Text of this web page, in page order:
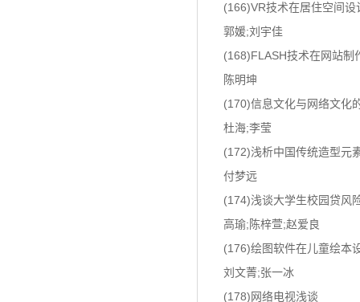
(166)VR技术在居住空间设
郭媛;刘宇佳
(168)FLASH技术在网站制
陈明坤
(170)信息文化与网络文化
杜海;李莹
(172)浅析中国传统造型元
付梦远
(174)浅谈大学生校园贷风
高瑜;陈梓萱;赵爱良
(176)绘图软件在儿童绘本
刘文菁;张一冰
(178)网络电视浅谈